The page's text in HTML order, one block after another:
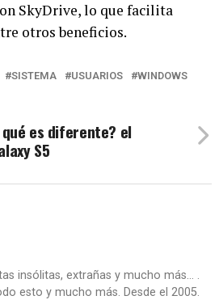
SkyDrive, lo que facilita
otros beneficios.
SISTEMA USUARIOS WINDOWS
es diferente? el
S5
insólitas, extrañas y mucho más... .
esto y mucho más. Desde el 2005.